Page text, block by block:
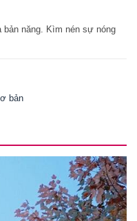
bản năng. Kìm nén sự nóng
bản